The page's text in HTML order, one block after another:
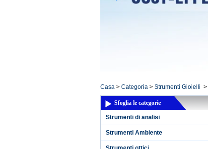
Casa > Categoria > Strumenti Gioielli >
Sfoglia le categorie
Strumenti di analisi
Strumenti Ambiente